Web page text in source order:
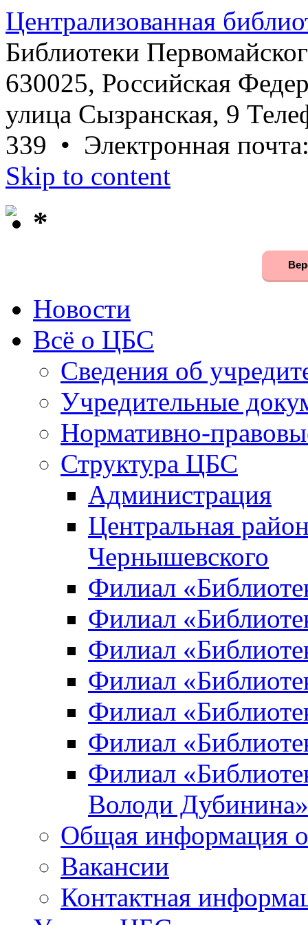
Централизованная
Библиотеки
630025, Российская
улица Сызранская, 9
339 • Электронная
Skip to content
*
Новости
Всё о ЦБС
Сведения об
Учредительные
Нормативно-
Структура ЦБС
Администрация
Центральная
Чернышевского
Филиал
Филиал
Филиал
Филиал
Филиал
Филиал
Филиал
Володи Дубинина»
Общая информация
Вакансии
Контактная